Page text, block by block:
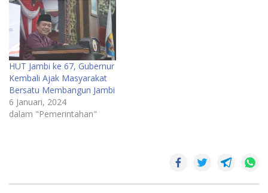
HUT Jambi ke 67, Gubernur
Kembali Ajak Masyarakat
Bersatu Membangun Jambi
6 Januari, 2024
dalam "Pemerintahan"